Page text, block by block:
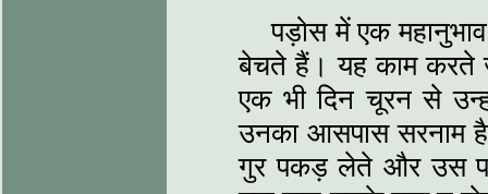
पड़ोस में एक
बेचते हैं। यह काम करते
एक भी दिन चूरन से
उनका आसपास सरनाम
गुर पकड़ लेते और उस